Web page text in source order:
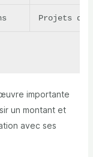
Projets
importante
un montant et
avec ses